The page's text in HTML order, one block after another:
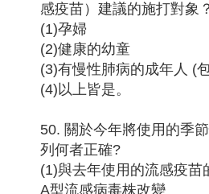
感疫苗）建議的施打對象？
(1)孕婦
(2)健康的幼童
(3)有慢性肺病的成年人 (
(4)以上皆是。
50. 關於今年將使用的季
列何者正確?
(1)與去年使用的流感疫苗
A型流感病毒株改變